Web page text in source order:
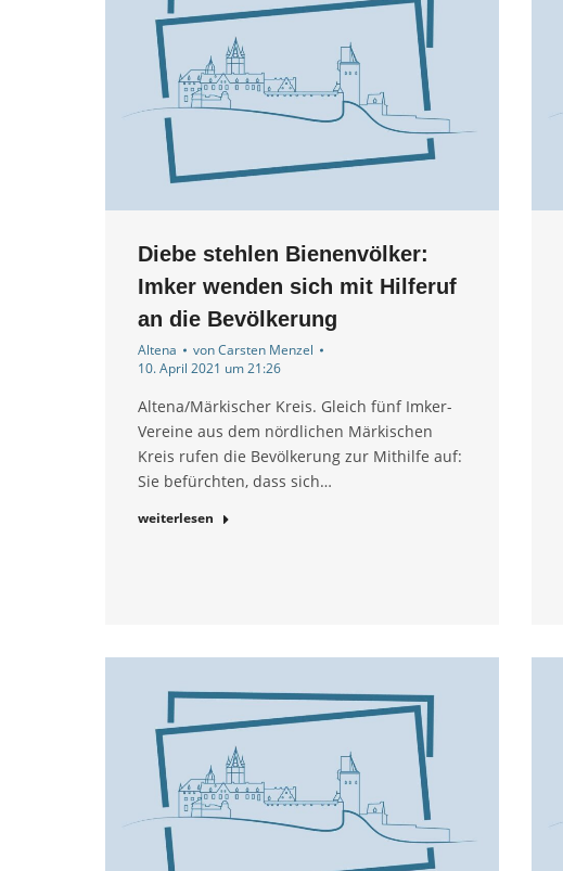
Diebe stehlen Bienenvölker:
Imker wenden sich mit Hilferuf
an die Bevölkerung
Altena vonCarsten Menzel
10. April 2021 um 21:26
Altena/Märkischer Kreis. Gleich fünf Imker-
Vereine aus dem nördlichen Märkischen
Kreis rufen die Bevölkerung zur Mithilfe auf:
Sie befürchten, dass sich…
weiterlesen